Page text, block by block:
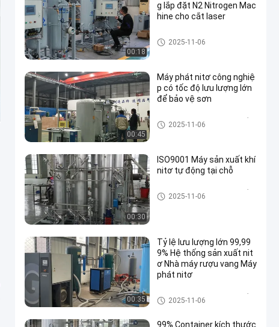
00:18
g lắp đặt N2 Nitrogen Mac
hine cho cắt laser
Máy tạo khí nitơ PSA
2025-11-06
00:45
Máy phát nitơ công nghiệ
p có tốc độ lưu lượng lớn
để bảo vệ sơn
Máy tạo nitơ có độ tinh khiết c
ao
2025-11-06
00:30
ISO9001 Máy sản xuất khí
nitơ tự động tại chỗ
Máy tạo nitơ có độ tinh khiết c
ao
2025-11-06
00:35
Tỷ lệ lưu lượng lớn 99,99
9% Hệ thống sản xuất nit
ơ Nhà máy rượu vang Máy
phát nitơ
Máy tạo nitơ có độ tinh khiết c
ao
2025-11-06
99% Container kích thước